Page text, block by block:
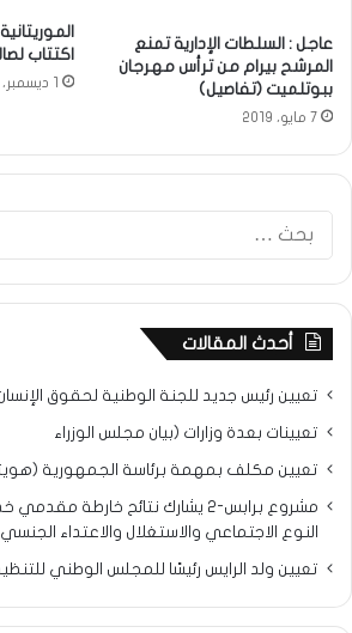
عاجل : السلطات الإدارية تمنع
المرشح بيرام من ترأس مهرجان
ببوتلميت (تفاصيل)
7 مايو، 2019
اكتتاب
1 ديسمبر، 2023
أحدث المقالات
تعيين رئيس جديد للجنة الوطنية لحقوق
تعيينات بعدة وزارات (بيان مجلس الوزراء
تعيين مكلف بمهمة برئاسة الجمهورية
مشروع برابس-2 يشارك نتائح خارطة
النوع الاجتماعي والاستغلال والاعتداء
تعيين ولد الرايس رئيسًا للمجلس الوطني